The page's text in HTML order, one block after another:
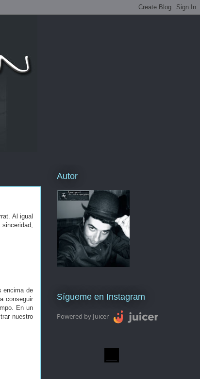
Al igual
encima de
conseguir
En un
nuestro
Autor
Sígueme en Instagram
Powered by Juicer